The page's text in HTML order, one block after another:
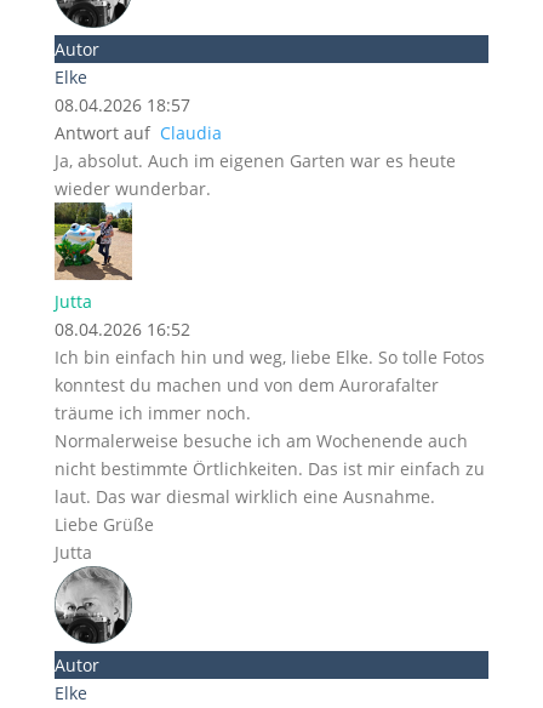
Autor
Elke
08.04.2026 18:57
Antwort auf Claudia
Ja, absolut. Auch im eigenen Garten war es heute
wieder wunderbar.
Jutta
08.04.2026 16:52
Ich bin einfach hin und weg, liebe Elke. So tolle Fotos
konntest du machen und von dem Aurorafalter
träume ich immer noch.
Normalerweise besuche ich am Wochenende auch
nicht bestimmte Örtlichkeiten. Das ist mir einfach zu
laut. Das war diesmal wirklich eine Ausnahme.
Liebe Grüße
Jutta
Autor
Elke